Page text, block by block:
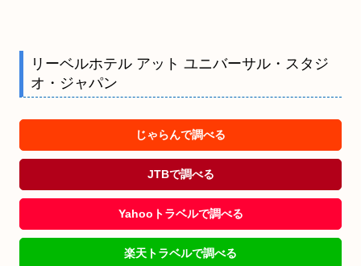
リーベルホテル アット ユニバーサル・スタジ
オ・ジャパン
じゃらんで調べる
JTBで調べる
Yahooトラベルで調べる
楽天トラベルで調べる